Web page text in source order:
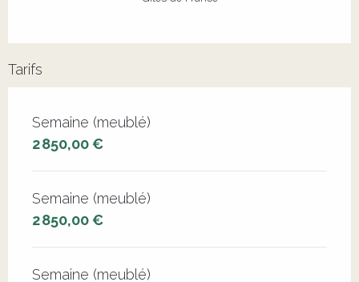
Tarifs
Tarifs 2026
Semaine (meublé)
2 850,00 €
Semaine (meublé)
2 850,00 €
Semaine (meublé)